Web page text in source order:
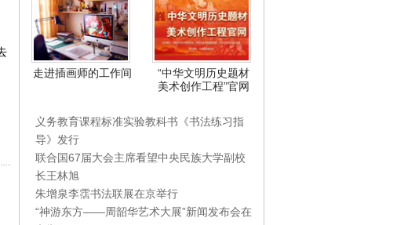
走进插画师的工作间
“中华文明历史题材
美术创作工程”官网
义务教育课程标准实验教科书《书法练习指
导》发行
联合国67届大会主席看望中央民族大学副校
长王林旭
朱增泉李霑书法联展在京举行
“神游东方——周韶华艺术大展”新闻发布会在